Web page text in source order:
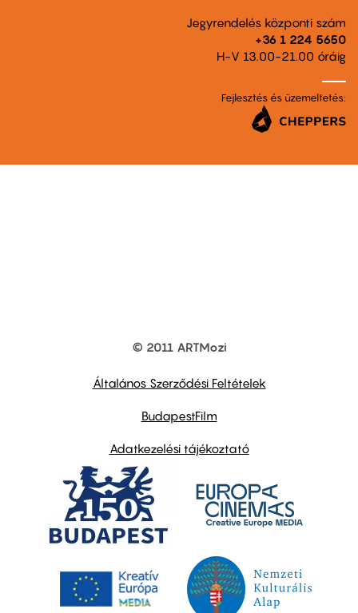
Jegyrendelés központi szám
+36 1 224 5650
H-V 13.00-21.00 óráig
Fejlesztés és üzemeltetés:
© 2011 ARTMozi
Általános Szerződési Feltételek
BudapestFilm
Adatkezelési tájékoztató